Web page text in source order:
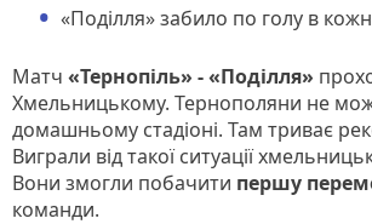
«Поділля» забило по голу в
Матч «Тернопіль» - «Поділля»
Хмельницькому. Тернополяни не
домашньому стадіоні. Там триває
Виграли від такої ситуації
Вони змогли побачити першу
команди.